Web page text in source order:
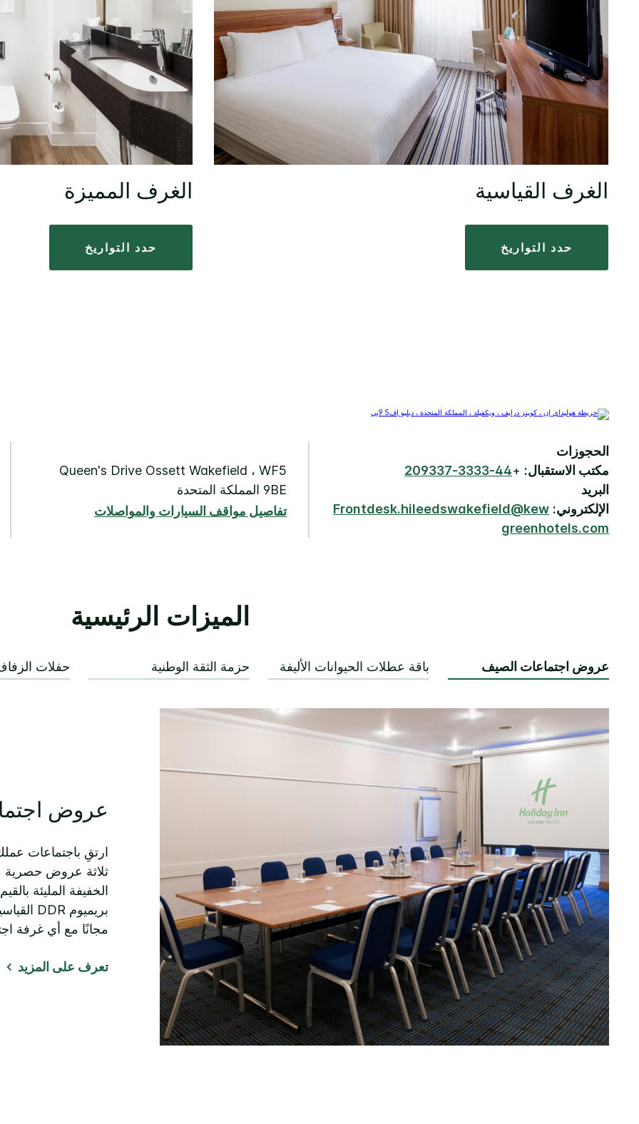
الغرف القياسية
حدد التواريخ
الغرف المميزة
حدد التواريخ
الحجوزات
مكتب الاستقبال: +
44-3333-209337
البريد
الإلكتروني: Frontdesk.hileedswakefield@kew
greenhotels.com
Queen's Drive Ossett Wakefield ، WF5
9BE المملكة المتحدة
تفاصيل مواقف السيارات والمواصلات
الميزات الرئيسية
عروض اجتماعات الصيف باقة عطلات الحيوانات الأليفة حزمة الثقة الوطنية حفلات
عروض
ارتقِ باجتماعات
مجانًا مع أي غرفة
تعرف على المزيد